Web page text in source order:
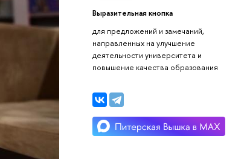
Выразительная кнопка
для предложений и замечаний,
направленных на улучшение
деятельности университета и
повышение качества образования